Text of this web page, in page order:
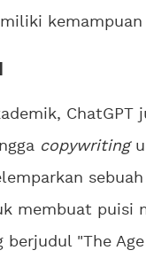
copywriting
membuat puisi
berjudul "The